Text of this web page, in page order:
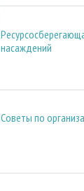
насаждений
Советы по